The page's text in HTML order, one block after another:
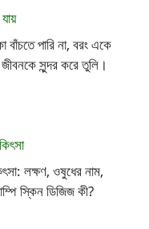
পারি না, বরং একে
সুন্দর করে তুলি।
লক্ষণ, ওষুধের নাম,
স্কিন ডিজিজ কী?